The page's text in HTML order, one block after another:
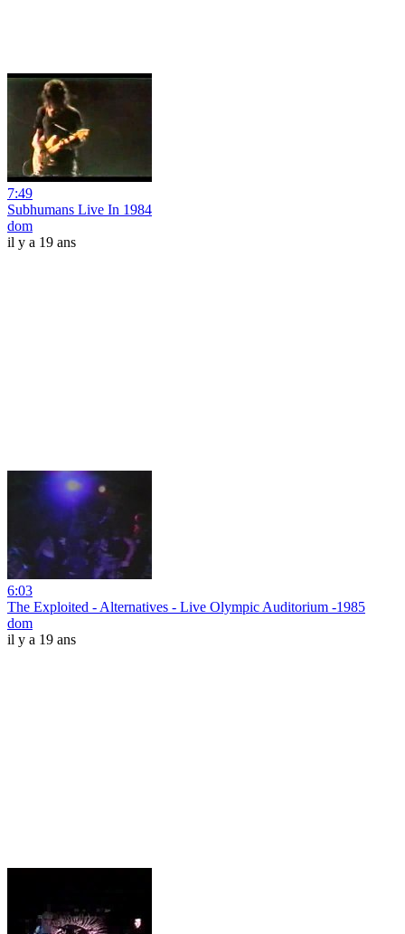
7:49
Subhumans Live In 1984
dom
il y a 19 ans
6:03
The Exploited - Alternatives - Live Olympic Auditorium -1985
dom
il y a 19 ans